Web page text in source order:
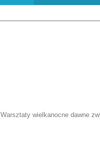
Warsztaty wielkanocne dawne